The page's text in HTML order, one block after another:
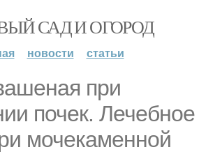
САД И ОГОРОД
новости статьи
при
почек. Лечебное
мочекаменной